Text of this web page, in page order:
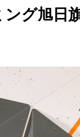
ング旭日